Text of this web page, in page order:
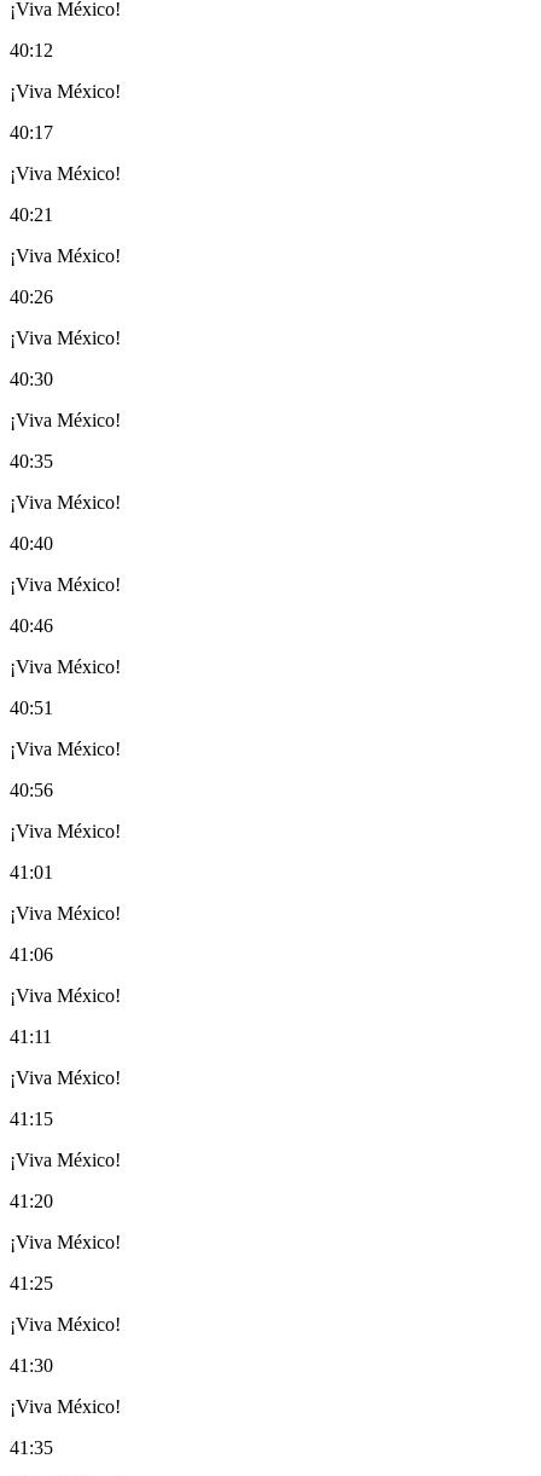
¡Viva México!
40:12
¡Viva México!
40:17
¡Viva México!
40:21
¡Viva México!
40:26
¡Viva México!
40:30
¡Viva México!
40:35
¡Viva México!
40:40
¡Viva México!
40:46
¡Viva México!
40:51
¡Viva México!
40:56
¡Viva México!
41:01
¡Viva México!
41:06
¡Viva México!
41:11
¡Viva México!
41:15
¡Viva México!
41:20
¡Viva México!
41:25
¡Viva México!
41:30
¡Viva México!
41:35